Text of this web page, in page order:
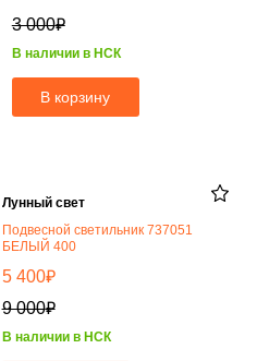
3 000₽
В наличии в НСК
В корзину
Лунный свет
Подвесной светильник 737051
БЕЛЫЙ 400
5 400₽
9 000₽
В наличии в НСК